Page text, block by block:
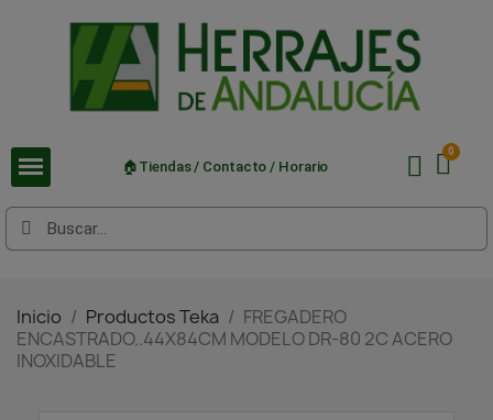
🏠Tiendas / Contacto / Horario
Inicio Productos Teka
FREGADERO
ENCASTRADO..44X84CM MODELO DR-80 2C ACERO
INOXIDABLE